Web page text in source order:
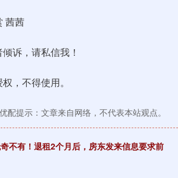
茜茜
诉，请私信我！
，不得使用。
配提示：文章来自网络，不代表本站观点。
不有！退租2个月后，房东发来信息要求前